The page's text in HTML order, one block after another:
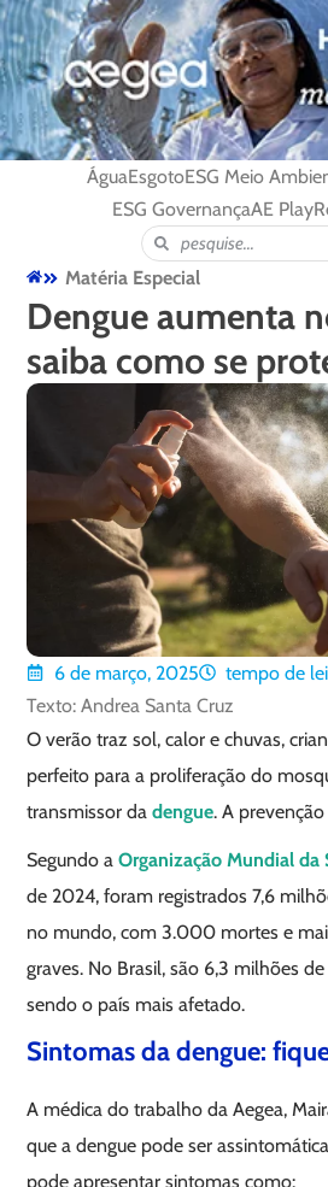
ÁguaEsgotoESG Meio
ESG GovernançaAE Play
Matéria Especial
Dengue aumenta
saiba como se
6 de março, 2025 tempo de
Texto: Andrea Santa Cruz
O verão traz sol, calor e chuvas,
perfeito para a proliferação do
transmissor dadengue. A
Segundo aOrganização Mundial da
de 2024, foram registrados 7,6
no mundo, com 3.000 mortes e
graves. No Brasil, são 6,3 milhões
sendo o país mais afetado.
Sintomas da dengue:
A médica do trabalho da Aegea,
que a dengue pode ser
pode apresentar sintomas como: